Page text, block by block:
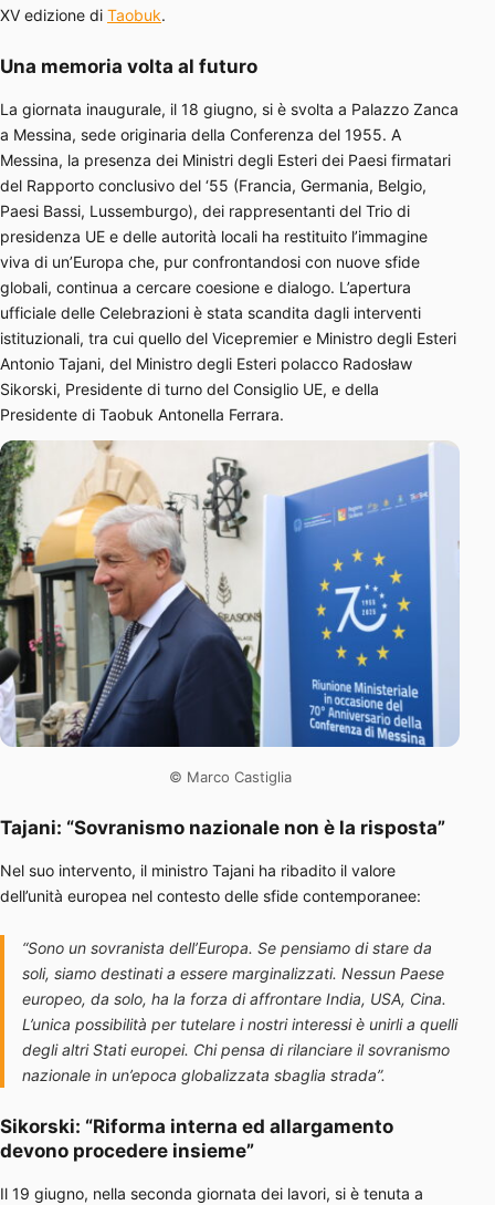
XV edizione di Taobuk.
Una memoria volta al futuro
La giornata inaugurale, il 18 giugno, si è svolta a Palazzo Zanca
a Messina, sede originaria della Conferenza del 1955. A
Messina, la presenza dei Ministri degli Esteri dei Paesi firmatari
del Rapporto conclusivo del ‘55 (Francia, Germania, Belgio,
Paesi Bassi, Lussemburgo), dei rappresentanti del Trio di
presidenza UE e delle autorità locali ha restituito l’immagine
viva di un’Europa che, pur confrontandosi con nuove sfide
globali, continua a cercare coesione e dialogo. L’apertura
ufficiale delle Celebrazioni è stata scandita dagli interventi
istituzionali, tra cui quello del Vicepremier e Ministro degli Esteri
Antonio Tajani, del Ministro degli Esteri polacco Radosław
Sikorski, Presidente di turno del Consiglio UE, e della
Presidente di Taobuk Antonella Ferrara.
© Marco Castiglia
Tajani: “Sovranismo nazionale non è la risposta”
Nel suo intervento, il ministro Tajani ha ribadito il valore
dell’unità europea nel contesto delle sfide contemporanee:
“Sono un sovranista dell’Europa. Se pensiamo di stare da
soli, siamo destinati a essere marginalizzati. Nessun Paese
europeo, da solo, ha la forza di affrontare India, USA, Cina.
L’unica possibilità per tutelare i nostri interessi è unirli a quelli
degli altri Stati europei. Chi pensa di rilanciare il sovranismo
nazionale in un’epoca globalizzata sbaglia strada”.
Sikorski: “Riforma interna ed allargamento
devono procedere insieme”
Il 19 giugno, nella seconda giornata dei lavori, si è tenuta a